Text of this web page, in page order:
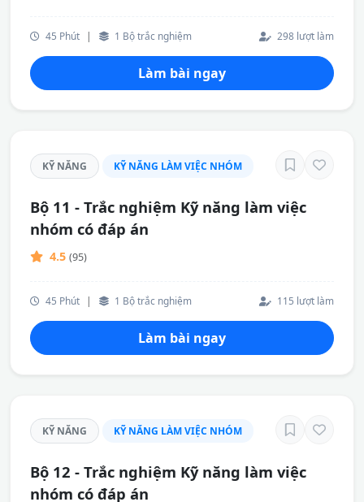
45 Phút | 1 Bộ trắc nghiệm 298 lượt làm
Làm bài ngay
KỸ NĂNG KỸ NĂNG LÀM VIỆC NHÓM
Bộ 11 - Trắc nghiệm Kỹ năng làm việc
nhóm có đáp án
4.5 (95)
45 Phút | 1 Bộ trắc nghiệm 115 lượt làm
Làm bài ngay
KỸ NĂNG KỸ NĂNG LÀM VIỆC NHÓM
Bộ 12 - Trắc nghiệm Kỹ năng làm việc
nhóm có đáp án